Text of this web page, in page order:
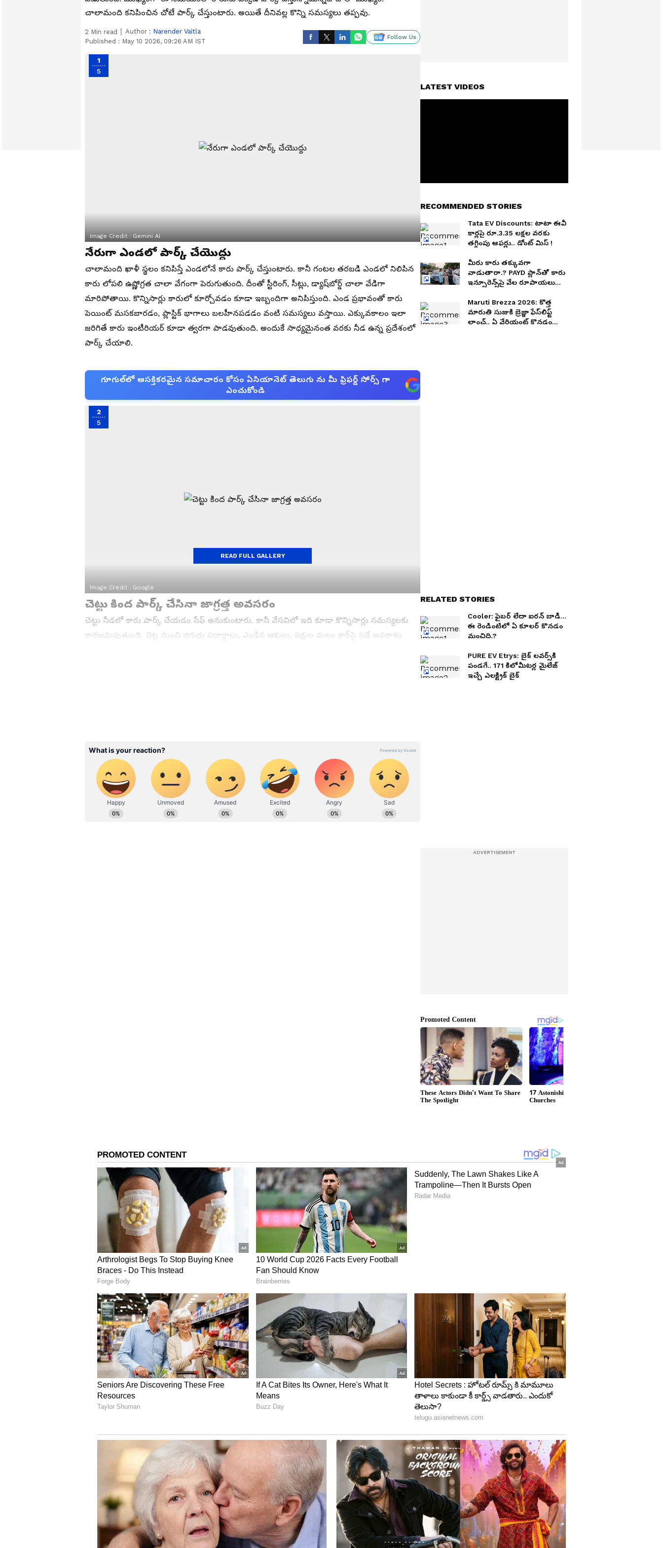
చాలామంది కనిపించిన చోటే పార్క్ చేస్తుంటారు. అయితే దీనివ‌ల్ల కొన్ని స‌మ‌స్య‌లు త‌ప్ప‌వు.
2 Min read Author : Narender Vaitla
Published : May 10 2026, 09:26 AM IST
Follow Us
1
5
Image Credit : Gemini AI
నేరుగా ఎండలో పార్క్ చేయొద్దు
చాలామంది ఖాళీ స్థలం కనిపిస్తే ఎండలోనే కారు పార్క్ చేస్తుంటారు. కానీ గంటల తరబడి ఎండలో నిలిపిన
కారు లోపలి ఉష్ణోగ్రత చాలా వేగంగా పెరుగుతుంది. దీంతో స్టీరింగ్, సీట్లు, డ్యాష్‌బోర్డ్ చాలా వేడిగా
మారిపోతాయి. కొన్నిసార్లు కారులో కూర్చోవడం కూడా ఇబ్బందిగా అనిపిస్తుంది. ఎండ ప్రభావంతో కారు
పెయింట్ మసకబారడం, ప్లాస్టిక్ భాగాలు బలహీనపడడం వంటి సమస్యలు వస్తాయి. ఎక్కువకాలం ఇలా
జరిగితే కారు ఇంటీరియర్ కూడా త్వరగా పాడవుతుంది. అందుకే సాధ్యమైనంత వరకు నీడ ఉన్న ప్రదేశంలో
పార్క్ చేయాలి.
గూగుల్‌లో ఆసక్తికరమైన సమాచారం కోసం ఏసియానెట్ తెలుగు ను మీ ఫ్రిఫర్డ్ సోర్స్ గా
ఎంచుకోండి
2
5
Image Credit : Google
చెట్టు కింద పార్క్ చేసినా జాగ్రత్త అవసరం
చెట్టు నీడలో కారు పార్క్ చేయడం సేఫ్ అనుకుంటారు. కానీ వేసవిలో ఇది కూడా కొన్నిసార్లు సమస్యలకు
కారణమవుతుంది. చెట్ల నుంచి జిగురు పదార్థాలు, ఎండిన ఆకులు, పక్షుల మలం కార్‌పై పడే అవకాశం
Cooler: ఫైబర్ లేదా ఐరన్ బాడీ...
ఈ రెండింటిలో ఏ కూలర్ కొనడం
మంచిది.?
పండ‌గే.. 171 కిలోమీట‌ర్ల మైలేజ్ ఇచ్చే
ఎల‌క్ట్రిక్ బైక్
4
5
Google
చెత్త కుప్పల దగ్గర కారు పార్క్ చేయడం ప్రమాదకరం
రోడ్డు పక్కన ఉన్న చెత్త కుప్పలు, గ‌డ్డి దగ్గర కారు పార్క్ చేయడం కూడా చాలా ప్రమాదకరం. వేసవిలో అధిక
ఉష్ణోగ్రతల కారణంగా కొన్నిసార్లు చెత్తలో స్వయంగా మంటలు చెలరేగే అవకాశముంది. అలాంటి సమయంలో
పక్కనే కారు ఉంటే మంటలు వాహనానికి వ్యాపించే ప్రమాదం ఉంటుంది. దీని వల్ల భారీ నష్టం జరిగే
అవకాశం ఉంది. కొన్ని సందర్భాల్లో వాహనం పూర్తిగా దగ్ధమయ్యే ప్రమాదం కూడా ఉంటుంది. అందుకే
READ FULL GALLERY
LATEST VIDEOS
RECOMMENDED STORIES
Tata EV Discounts: టాటా ఈవీ
కార్లపై రూ.3.35 లక్షల వరకు
తగ్గింపు ఆఫర్లు.. డోంట్ మిస్ !
మీరు కారు త‌క్కువ‌గా
వాడుతారా.? PAYD ప్లాన్‌తో కారు
ఇన్సూరెన్స్‌పై వేల రూపాయలు
Maruti Brezza 2026: కొత్త
మారుతి సుజుకి బ్రెజ్జా ఫేస్‌లిఫ్ట్
లాంచ్.. ఏ వేరియంట్ కొనడం
RELATED STORIES
Cooler: ఫైబర్ లేదా ఐరన్ బాడీ...
ఈ రెండింటిలో ఏ కూలర్ కొనడం
మంచిది.?
PURE EV Etrys: బైక్ ల‌వ‌ర్స్‌కి
పండ‌గే.. 171 కిలోమీట‌ర్ల మైలేజ్
ఇచ్చే ఎల‌క్ట్రిక్ బైక్